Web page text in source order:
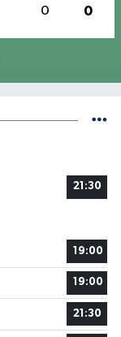
0 0
21:30
19:00
19:00
21:30